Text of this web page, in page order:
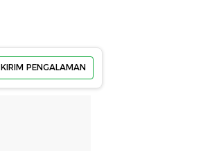
KIRIM PENGALAMAN